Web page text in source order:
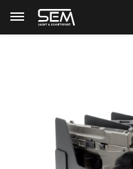
Terug Home Target